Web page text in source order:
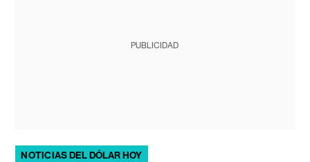
PUBLICIDAD
NOTICIAS DEL DÓLAR HOY